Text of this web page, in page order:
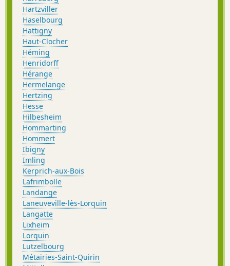
Hartzviller
Haselbourg
Hattigny
Haut-Clocher
Héming
Henridorff
Hérange
Hermelange
Hertzing
Hesse
Hilbesheim
Hommarting
Hommert
Ibigny
Imling
Kerprich-aux-Bois
Lafrimbolle
Landange
Laneuveville-lès-Lorquin
Langatte
Lixheim
Lorquin
Lutzelbourg
Métairies-Saint-Quirin